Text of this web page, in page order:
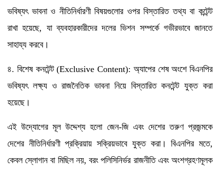
ভবিষ্যৎ ভাবনা ও নীতিনির্ধারণী বিষয়গুলোর ওপর বিস্তারিত তথ্য বা কন্টেন্ট
রাখা হয়েছে, যা ব্যবহারকারীদের দলের ভিশন সম্পর্কে গভীরভাবে জানতে
সাহায্য করবে।
৪. বিশেষ কনটেন্ট (Exclusive Content): অ্যাপের শেষ অংশে বিএনপির
ভবিষ্যৎ লক্ষ্য ও রাজনৈতিক ভাবনা নিয়ে বিস্তারিত কনটেন্ট যুক্ত করা
হয়েছে।
এই উদ্যোগের মূল উদ্দেশ্য হলো জেন-জি এবং দেশের তরুণ প্রজন্মকে
দেশের নীতিনির্ধারণী প্রক্রিয়ায় সক্রিয়ভাবে যুক্ত করা। বিএনপির মতে,
কেবল স্লোগান বা মিছিল নয়, বরং পলিসিনির্ভর রাজনীতি এবং অংশগ্রহণমূলক